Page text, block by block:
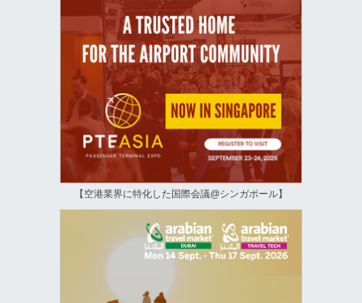
【空港業界に特化した国際会議@シンガポール】